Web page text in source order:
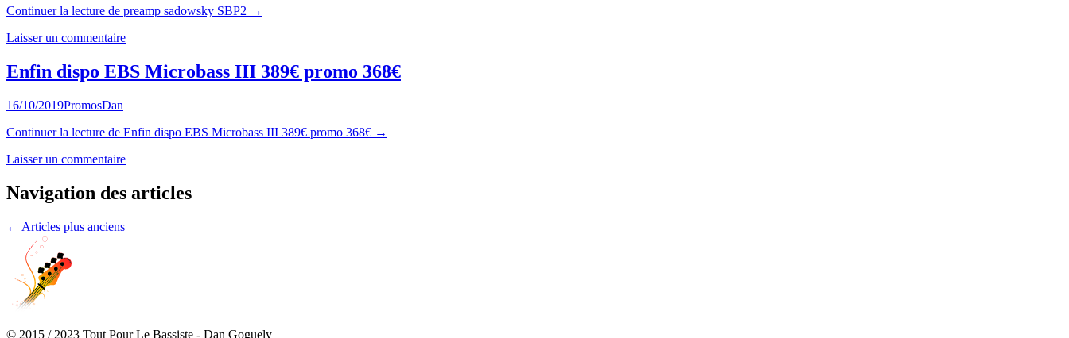
Continuer la lecture de preamp sadowsky SBP2 →
Laisser un commentaire
Enfin dispo EBS Microbass III 389€ promo 368€
16/10/2019PromosDan
Continuer la lecture de Enfin dispo EBS Microbass III 389€ promo 368€ →
Laisser un commentaire
Navigation des articles
← Articles plus anciens
© 2015 / 2023 Tout Pour Le Bassiste - Dan Goguely